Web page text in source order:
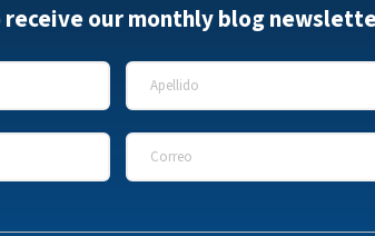
our monthly blog
Apellido
Correo